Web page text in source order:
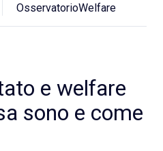
OsservatorioWelfare
e welfare
sono e come